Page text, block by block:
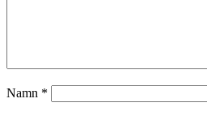
Namn *